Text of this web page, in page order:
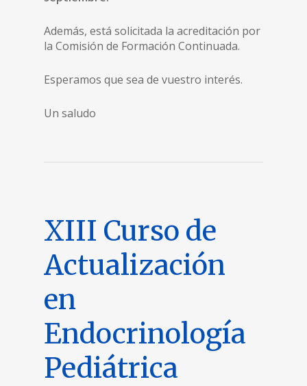
Además, está solicitada la acreditación por
la Comisión de Formación Continuada.
Esperamos que sea de vuestro interés.
Un saludo
XIII Curso de
Actualización
en
Endocrinología
Pediátrica